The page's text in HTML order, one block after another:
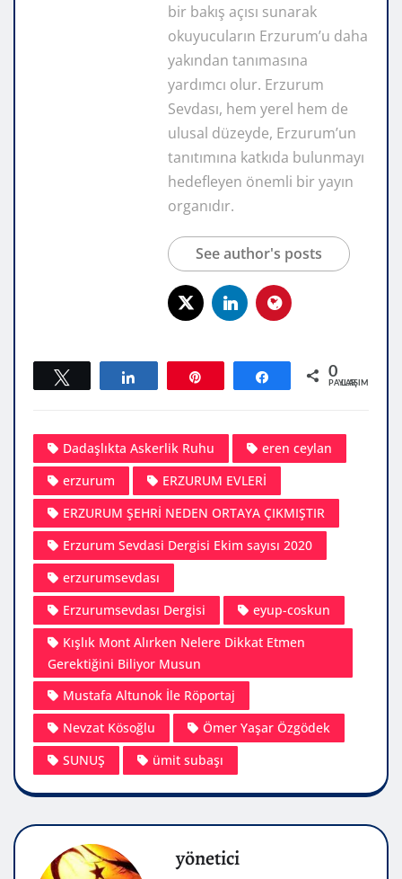
bir bakış açısı sunarak
okuyucuların Erzurum’u daha
yakından tanımasına
yardımcı olur. Erzurum
Sevdası, hem yerel hem de
ulusal düzeyde, Erzurum’un
tanıtımına katkıda bulunmayı
hedefleyen önemli bir yayın
organıdır.
See author's posts
Tweetle Paylaş 0
PAYLAŞIMLAR
Dadaşlıkta Askerlik Ruhu
eren ceylan
erzurum
ERZURUM EVLERİ
ERZURUM ŞEHRİ NEDEN ORTAYA ÇIKMIŞTIR
Erzurum Sevdasi Dergisi Ekim sayısı 2020
erzurumsevdası
Erzurumsevdası Dergisi
eyup-coskun
Kışlık Mont Alırken Nelere Dikkat Etmen
Gerektiğini Biliyor Musun
Mustafa Altunok İle Röportaj
Nevzat Kösoğlu
Ömer Yaşar Özgödek
SUNUŞ
ümit subaşı
yönetici